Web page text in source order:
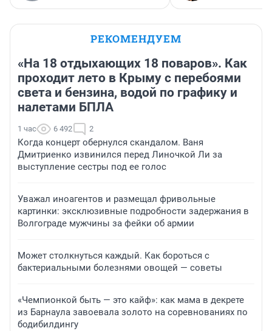
РЕКОМЕНДУЕМ
«На 18 отдыхающих 18 поваров». Как
проходит лето в Крыму с перебоями
света и бензина, водой по графику и
налетами БПЛА
1 час 6 492 2
Когда концерт обернулся скандалом. Ваня
Дмитриенко извинился перед Линочкой Ли за
выступление сестры под ее голос
Уважал иноагентов и размещал фривольные
картинки: эксклюзивные подробности задержания в
Волгограде мужчины за фейки об армии
Может столкнуться каждый. Как бороться с
бактериальными болезнями овощей — советы
«Чемпионкой быть — это кайф»: как мама в декрете
из Барнаула завоевала золото на соревнованиях по
бодибилдингу